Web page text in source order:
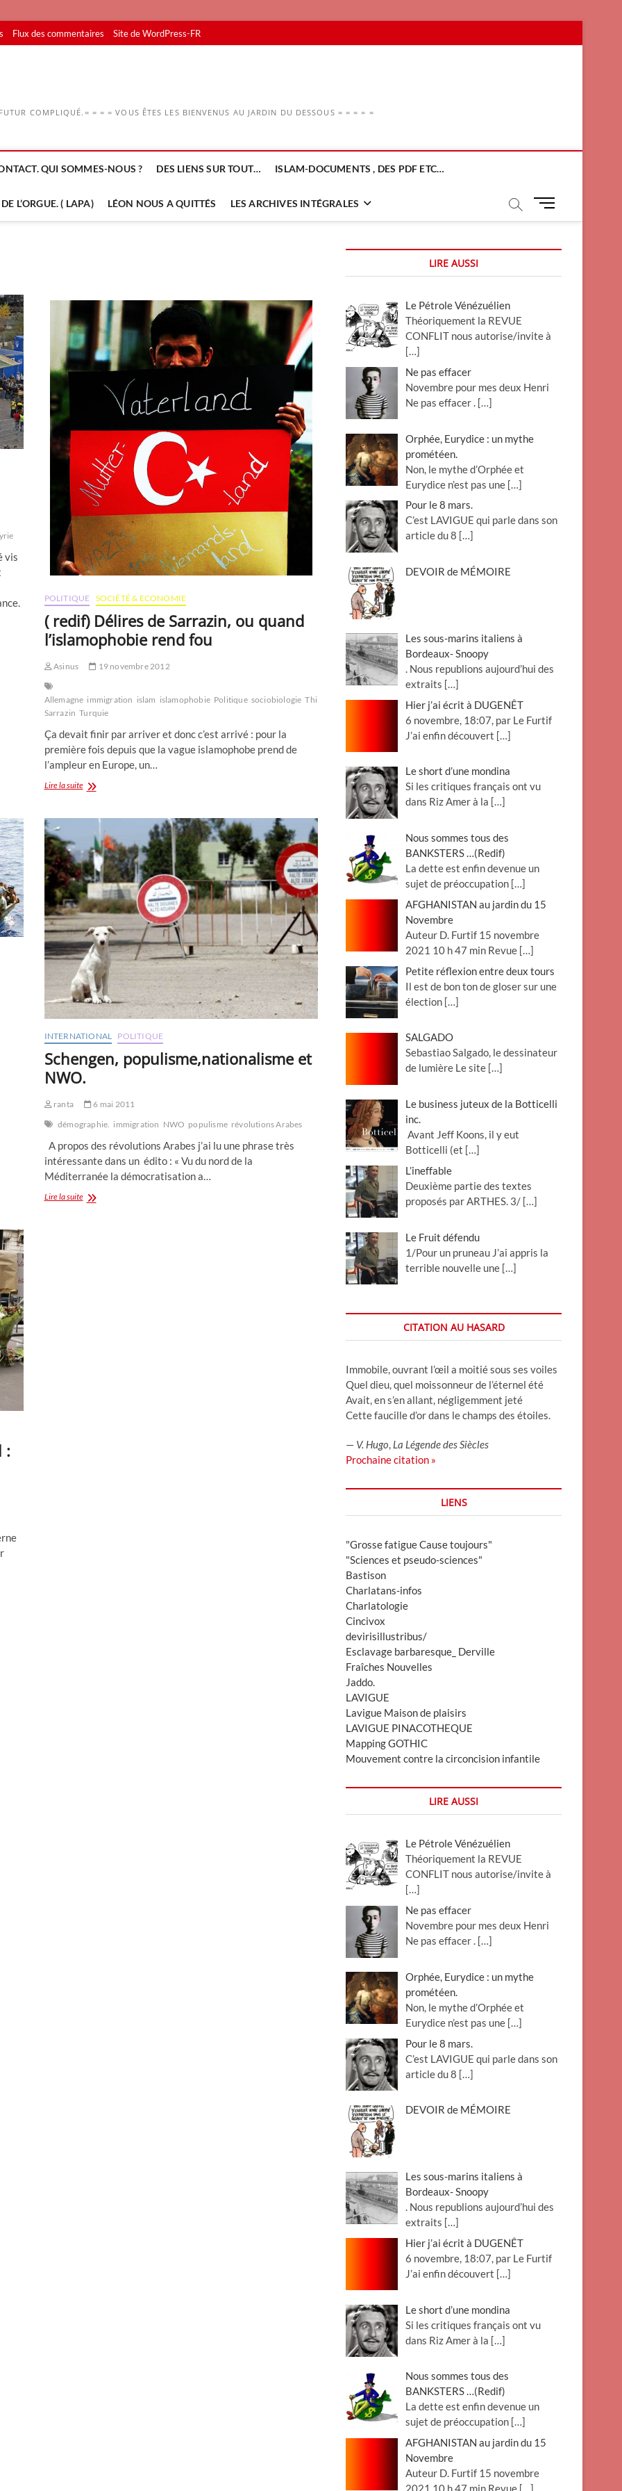
Flux des commentaires Site de WordPress-FR
COMPLIQUÉ.= = = = VOUS ÊTES LES BIENVENUS AU JARDIN DU DESSOUS = = = = =
QUI SOMMES-NOUS ? DES LIENS SUR TOUT… ISLAM-DOCUMENTS , DES PDF ETC…
L’ORGUE. ( LAPA) LÉON NOUS A QUITTÉS LES ARCHIVES INTÉGRALES
M
u
u
n
vis
POLITIQUE SOCIÉTÉ & ECONOMIE
( redif) Délires de Sarrazin, ou quand
l’islamophobie rend fou
Asinus 19 novembre 2012
Allemagne immigration islam islamophobie Politique sociobiologie Thilo
Sarrazin Turquie
Ça devait finir par arriver et donc c’est arrivé : pour la
première fois depuis que la vague islamophobe prend de
l’ampleur en Europe, un…
Lire la suite(
Sarrazin,
ou
quand
l’islamophobie
rend
fou
INTERNATIONAL POLITIQUE
Schengen, populisme,nationalisme et
NWO.
ranta
6 mai 2011
démographie. immigration NWO populisme révolutions Arabes
A propos des révolutions Arabes j’ai lu une phrase très
intéressante dans un édito : « Vu du nord de la
Méditerranée la démocratisation a…
Lire la suiteSchengen,
:
LIRE AUSSI
Le Pétrole Vénézuélien
Théoriquement la REVUE
CONFLIT nous autorise/invite à
[…]
Ne pas effacer
Novembre pour mes deux Henri
Ne pas effacer . […]
Orphée, Eurydice : un mythe
prométéen.
Non, le mythe d’Orphée et
Eurydice n’est pas une […]
Pour le 8 mars.
C’est LAVIGUE qui parle dans son
article du 8 […]
DEVOIR de MÉMOIRE
Les sous-marins italiens à
Bordeaux- Snoopy
. Nous republions aujourd’hui des
extraits […]
Hier j’ai écrit à DUGENÊT
6 novembre, 18:07, par Le Furtif
J’ai enfin découvert […]
Le short d’une mondina
Si les critiques français ont vu
dans Riz Amer à la […]
Nous sommes tous des
BANKSTERS …(Redif)
La dette est enfin devenue un
sujet de préoccupation […]
AFGHANISTAN au jardin du 15
Novembre
Auteur D. Furtif 15 novembre
2021 10 h 47 min Revue […]
Petite réflexion entre deux tours
Il est de bon ton de gloser sur une
élection […]
SALGADO
Sebastiao Salgado, le dessinateur
de lumière Le site […]
Le business juteux de la Botticelli
inc.
Avant Jeff Koons, il y eut
Botticelli (et […]
L’ineffable
Deuxième partie des textes
proposés par ARTHES. 3/ […]
Le Fruit défendu
1/Pour un pruneau J’ai appris la
terrible nouvelle une […]
CITATION AU HASARD
Immobile, ouvrant l’œil a moitié sous ses voiles
Quel dieu, quel moissonneur de l’éternel été
Avait, en s’en allant, négligemment jeté
Cette faucille d’or dans le champs des étoiles.
— V. Hugo, La Légende des Siècles
Prochaine citation »
LIENS
"Grosse fatigue Cause toujours"
"Sciences et pseudo-sciences"
Bastison
Charlatans-infos
Charlatologie
Cincivox
devirisillustribus/
Esclavage barbaresque_ Derville
Fraîches Nouvelles
Jaddo.
LAVIGUE
Lavigue Maison de plaisirs
LAVIGUE PINACOTHEQUE
Mapping GOTHIC
Mouvement contre la circoncision infantile
LIRE AUSSI
Le Pétrole Vénézuélien
Théoriquement la REVUE
CONFLIT nous autorise/invite à
[…]
Ne pas effacer
Novembre pour mes deux Henri
Ne pas effacer . […]
Orphée, Eurydice : un mythe
prométéen.
Non, le mythe d’Orphée et
Eurydice n’est pas une […]
Pour le 8 mars.
C’est LAVIGUE qui parle dans son
article du 8 […]
DEVOIR de MÉMOIRE
Les sous-marins italiens à
Bordeaux- Snoopy
. Nous republions aujourd’hui des
extraits […]
Hier j’ai écrit à DUGENÊT
6 novembre, 18:07, par Le Furtif
J’ai enfin découvert […]
Le short d’une mondina
Si les critiques français ont vu
dans Riz Amer à la […]
Nous sommes tous des
BANKSTERS …(Redif)
La dette est enfin devenue un
sujet de préoccupation […]
AFGHANISTAN au jardin du 15
Novembre
Auteur D. Furtif 15 novembre
2021 10 h 47 min Revue […]